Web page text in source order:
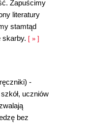
Zapuścimy
literatury
stamtąd
skarby.
[ » ]
-
uczniów
bez